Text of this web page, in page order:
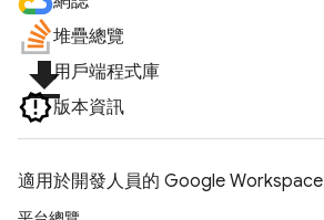
堆疊總覽
file_download用戶端程式庫
版本資訊
適用於開發人員的 Google Workspace